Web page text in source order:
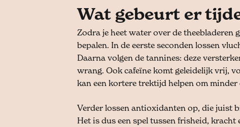
Wat gebeurt er
Zodra je heet water over de theebladeren
bepalen. In de eerste seconden lossen
Daarna volgen de tannines: deze
wrang. Ook cafeïne komt geleidelijk vrij,
kan een kortere trektijd helpen om
Verder lossen antioxidanten op, die juist
Het is dus een spel tussen frisheid,